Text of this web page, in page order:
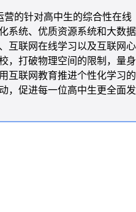
的针对高中生的综合性在线
系统、优质资源系统和大数据
互联网在线学习以及互联网心
，打破物理空间的限制，量身
互联网教育推进个性化学习的
，促进每一位高中生更全面发